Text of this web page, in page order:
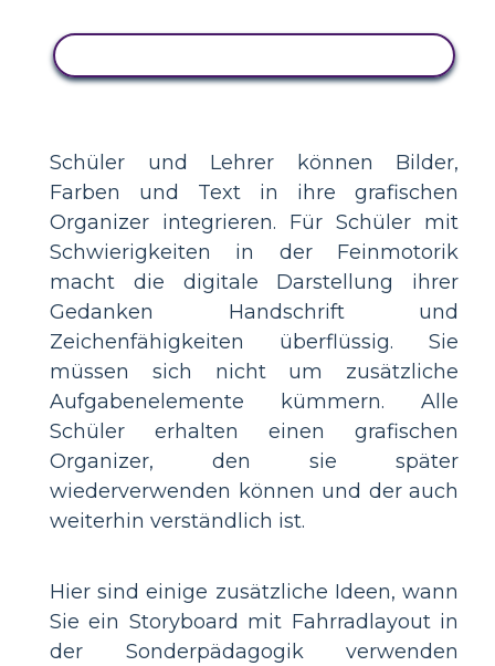
Schüler und Lehrer können Bilder,
Farben und Text in ihre grafischen
Organizer integrieren. Für Schüler mit
Schwierigkeiten in der Feinmotorik
macht die digitale Darstellung ihrer
Gedanken Handschrift und
Zeichenfähigkeiten überflüssig. Sie
müssen sich nicht um zusätzliche
Aufgabenelemente kümmern. Alle
Schüler erhalten einen grafischen
Organizer, den sie später
wiederverwenden können und der auch
weiterhin verständlich ist.
Hier sind einige zusätzliche Ideen, wann
Sie ein Storyboard mit Fahrradlayout in
der Sonderpädagogik verwenden